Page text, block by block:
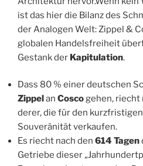
ist das hier die Bilanz des
der Analogen Welt: Zippel &
globalen Handelsfreiheit
Gestank der Kapitulation.
Dass 80 % einer deutschen
Zippelan Coscogehen, riecht
derer, die für den
Souveränität verkaufen.
Es riecht nach den 614 Tagen
Getriebe dieser